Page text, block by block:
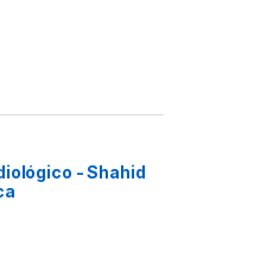
- Shahid